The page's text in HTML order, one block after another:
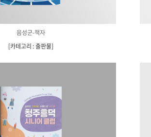
음성군-책자
[카테고리 : 출판물]